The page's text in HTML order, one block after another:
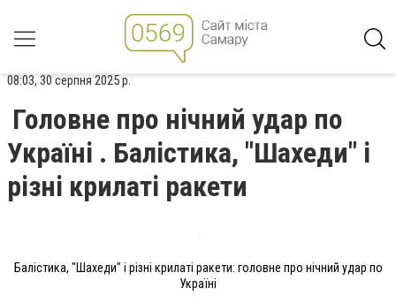
08:03, 30 серпня 2025 р.
Головне про нічний удар по
Україні . Балістика, "Шахеди" і
різні крилаті ракети
Балістика, "Шахеди" і різні крилаті ракети: головне про нічний удар по
Україні